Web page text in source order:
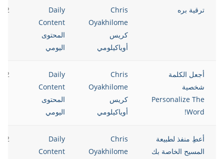
ترقية بره
Chris
Oyakhilome
كريس
أوياكيلومي
Daily
Content
المحتوى
اليومي
أجعل الكلمة
شخصية
Personalize The
Word!
Chris
Oyakhilome
كريس
أوياكيلومي
Daily
Content
المحتوى
اليومي
أعطِ منفذ لطبيعة
المسيح الخاصة بك
Chris
Oyakhilome
Daily
Content